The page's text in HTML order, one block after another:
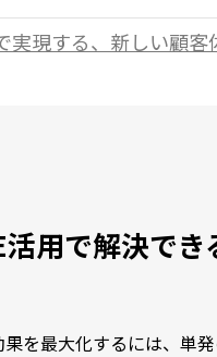
実現する、新しい顧客
用で解決でき
を最大化するには、単